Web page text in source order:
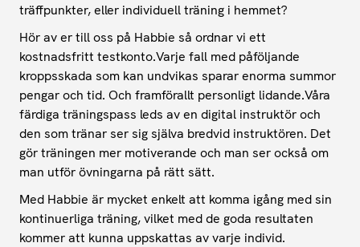
träffpunkter, eller individuell träning i hemmet?
Hör av er till oss på Habbie så ordnar vi ett
kostnadsfritt testkonto.Varje fall med påföljande
kroppsskada som kan undvikas sparar enorma summor
pengar och tid. Och framförallt personligt lidande.Våra
färdiga träningspass leds av en digital instruktör och
den som tränar ser sig själva bredvid instruktören. Det
gör träningen mer motiverande och man ser också om
man utför övningarna på rätt sätt.
Med Habbie är mycket enkelt att komma igång med sin
kontinuerliga träning, vilket med de goda resultaten
kommer att kunna uppskattas av varje individ.